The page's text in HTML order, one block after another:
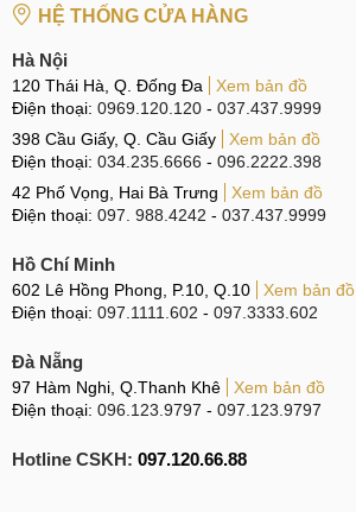
HỆ THỐNG CỬA HÀNG
Hà Nội
120 Thái Hà, Q. Đống Đa
Xem bản đồ
Điện thoại: 0969.120.120 - 037.437.9999
398 Cầu Giấy, Q. Cầu Giấy
Xem bản đồ
Điện thoại: 034.235.6666 - 096.2222.398
42 Phố Vọng, Hai Bà Trưng
Xem bản đồ
Điện thoại: 097. 988.4242 - 037.437.9999
Hồ Chí Minh
602 Lê Hồng Phong, P.10, Q.10
Xem bản đồ
Điện thoại: 097.1111.602 - 097.3333.602
Đà Nẵng
97 Hàm Nghi, Q.Thanh Khê
Xem bản đồ
Điện thoại: 096.123.9797 - 097.123.9797
Hotline CSKH: 097.120.66.88